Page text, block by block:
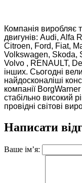
Компанія виробляє
двигунів: Audi, Alfa
Citroen, Ford, Fiat,
Volkswagen, Skoda,
Volvo , RENAULT,
інших. Сьогодні
найдосконаліші
компанії
стабільно високий
провідні світові
Написати
Ваше ім’я: